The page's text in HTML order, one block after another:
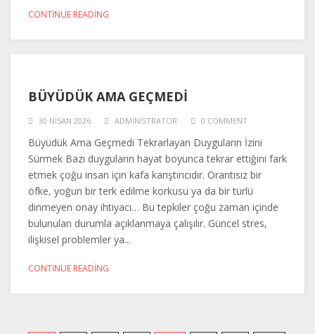
CONTINUE READING
BÜYÜDÜK AMA GEÇMEDI
30 NISAN 2026 ADMINISTRATOR 0 COMMENT
Büyüdük Ama Geçmedi Tekrarlayan Duyguların İzini
Sürmek Bazı duyguların hayat boyunca tekrar ettiğini fark
etmek çoğu insan için kafa karıştırıcıdır. Orantısız bir
öfke, yoğun bir terk edilme korkusu ya da bir türlü
dinmeyen onay ihtiyacı… Bu tepkiler çoğu zaman içinde
bulunulan durumla açıklanmaya çalışılır. Güncel stres,
ilişkisel problemler ya...
CONTINUE READING